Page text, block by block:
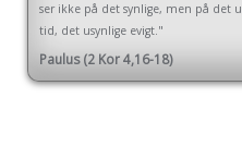
ser ikke på det synlige, men på det
tid, det usynlige evigt."
Paulus (2 Kor 4,16-18)